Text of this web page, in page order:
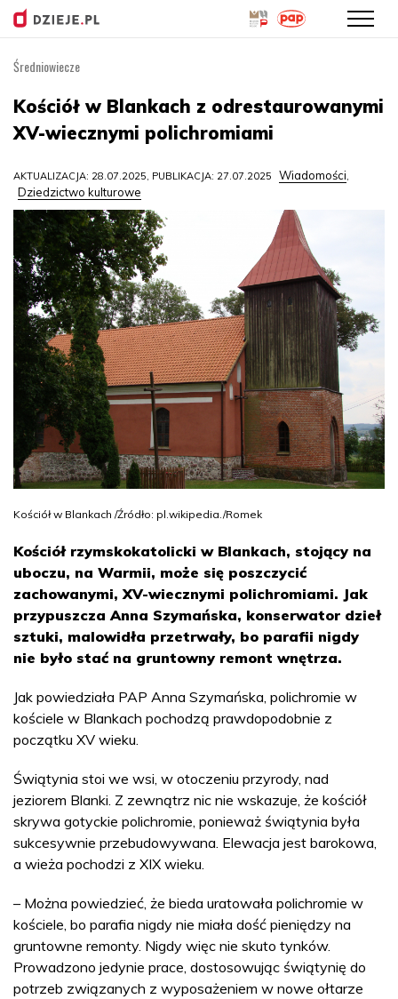
treści
Średniowiecze
Kościół w Blankach z odrestaurowanymi
XV-wiecznymi polichromiami
AKTUALIZACJA: 28.07.2025, PUBLIKACJA: 27.07.2025 Wiadomości,
Dziedzictwo kulturowe
Kościół w Blankach /Źródło: pl.wikipedia./Romek
Kościół rzymskokatolicki w Blankach, stojący na
uboczu, na Warmii, może się poszczycić
zachowanymi, XV-wiecznymi polichromiami. Jak
przypuszcza Anna Szymańska, konserwator dzieł
sztuki, malowidła przetrwały, bo parafii nigdy
nie było stać na gruntowny remont wnętrza.
Jak powiedziała PAP Anna Szymańska, polichromie w
kościele w Blankach pochodzą prawdopodobnie z
początku XV wieku.
Świątynia stoi we wsi, w otoczeniu przyrody, nad
jeziorem Blanki. Z zewnątrz nic nie wskazuje, że kościół
skrywa gotyckie polichromie, ponieważ świątynia była
sukcesywnie przebudowywana. Elewacja jest barokowa,
a wieża pochodzi z XIX wieku.
– Można powiedzieć, że bieda uratowała polichromie w
kościele, bo parafia nigdy nie miała dość pieniędzy na
gruntowne remonty. Nigdy więc nie skuto tynków.
Prowadzono jedynie prace, dostosowując świątynię do
potrzeb związanych z wyposażeniem w nowe ołtarze